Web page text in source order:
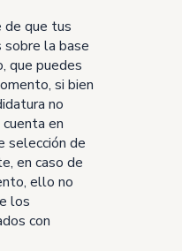
de que tus
la base
que puedes
si bien
no
en
selección de
en caso de
ello no
los
con